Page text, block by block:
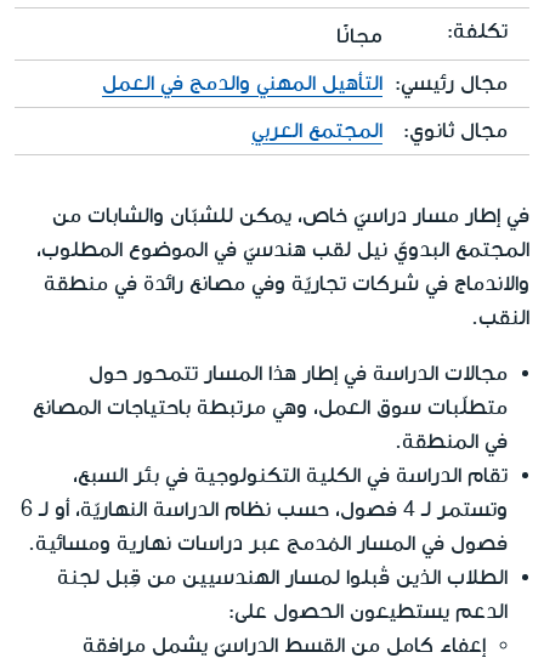
تكلفة: مجانًا
مجال رئيسي: التأهيل المهني والدمج في العمل
مجال ثانوي: المجتمع العربي
في إطار مسار دراسيّ خاص، يمكن للشبّان والشابات من
المجتمع البدويّ نيل لقب هندسيّ في الموضوع المطلوب،
والاندماج في شركات تجاريّة وفي مصانع رائدة في منطقة
النقب.
مجالات الدراسة في إطار هذا المسار تتمحور حول
متطلّبات سوق العمل، وهي مرتبطة باحتياجات المصانع
في المنطقة.
تقام الدراسة في الكلية التكنولوجية في بئر السبع،
وتستمر لـ 4 فصول، حسب نظام الدراسة النهاريّة، أو لـ 6
فصول في المسار المُدمج عبر دراسات نهارية ومسائية.
الطلاب الذين قُبلوا لمسار الهندسيين من قِبل لجنة
الدعم يستطيعون الحصول على:
إعفاء كامل من القسط الدراسيّ يشمل مرافقة